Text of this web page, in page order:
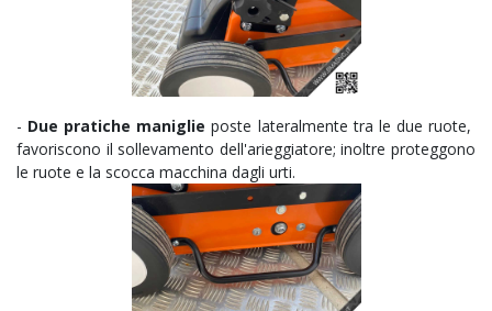
- Due pratiche maniglie poste lateralmente tra le due ruote,
favoriscono il sollevamento dell'arieggiatore; inoltre proteggono
le ruote e la scocca macchina dagli urti.